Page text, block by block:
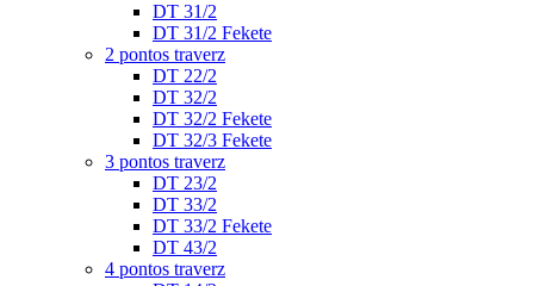
DT 31/2
DT 31/2 Fekete
2 pontos traverz
DT 22/2
DT 32/2
DT 32/2 Fekete
DT 32/3 Fekete
3 pontos traverz
DT 23/2
DT 33/2
DT 33/2 Fekete
DT 43/2
4 pontos traverz